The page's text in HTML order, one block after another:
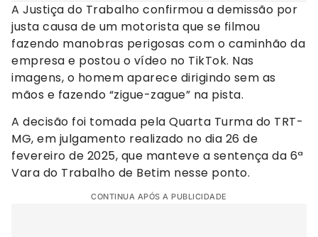
A Justiça do Trabalho confirmou a demissão por
justa causa de um motorista que se filmou
fazendo manobras perigosas com o caminhão da
empresa e postou o vídeo no TikTok. Nas
imagens, o homem aparece dirigindo sem as
mãos e fazendo “zigue-zague” na pista.
A decisão foi tomada pela Quarta Turma do TRT-
MG, em julgamento realizado no dia 26 de
fevereiro de 2025, que manteve a sentença da 6ª
Vara do Trabalho de Betim nesse ponto.
CONTINUA APÓS A PUBLICIDADE